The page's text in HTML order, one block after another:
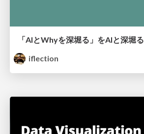
「AIとWhyを深堀る」をAIと深堀る
iflection